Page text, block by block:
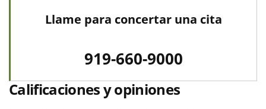
Llame para concertar una cita
919-660-9000
Calificaciones y opiniones